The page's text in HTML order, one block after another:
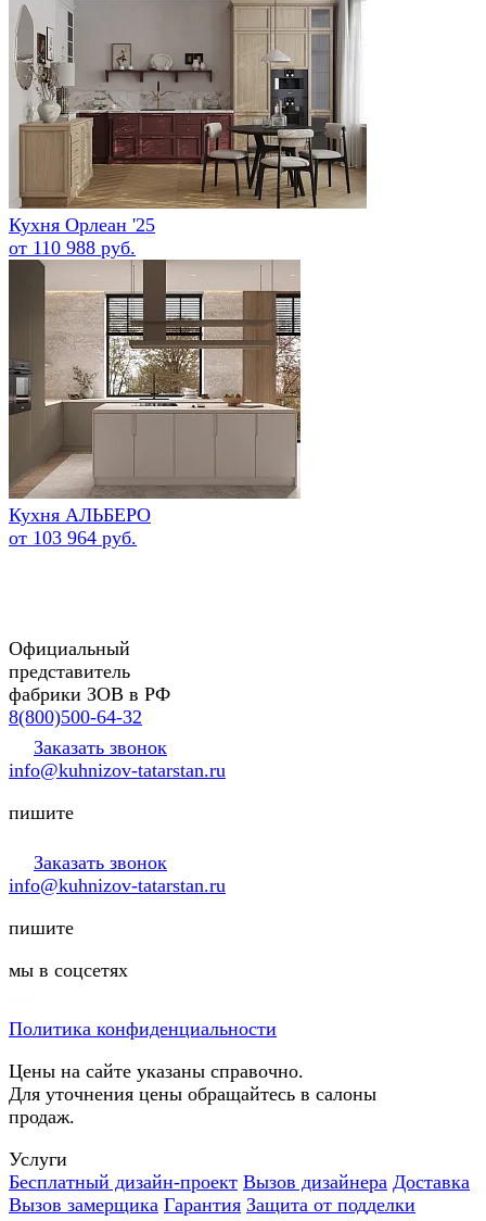
Кухня Орлеан '25
от 110 988 руб.
Кухня АЛЬБЕРО
от 103 964 руб.
Официальный
представитель
фабрики ЗОВ в РФ
8(800)500-64-32
Заказать звонок
info@kuhnizov-tatarstan.ru
пишите
Заказать звонок
info@kuhnizov-tatarstan.ru
пишите
мы в соцсетях
Политика конфиденциальности
Цены на сайте указаны справочно.
Для уточнения цены обращайтесь в салоны
продаж.
Услуги
Бесплатный дизайн-проект Вызов дизайнера Доставка
Вызов замерщика Гарантия Защита от подделки